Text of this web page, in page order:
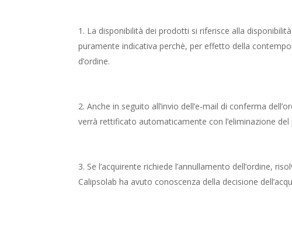
La disponibilità dei prodotti si riferisce alla
puramente indicativa perchè, per effetto della
d’ordine.
Anche in seguito all’invio dell’e-mail di conferma
verrà rettificato automaticamente con l’eliminazione
Se l’acquirente richiede l’annullamento dell’ordine,
Calipsolab ha avuto conoscenza della decisione